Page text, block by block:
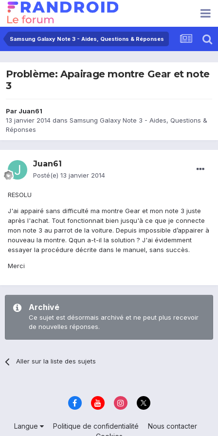
Samsung Galaxy Note 3 - Aides, Questions & Réponses
Problème: Apairage montre Gear et note
3
Par Juan61
13 janvier 2014 dans Samsung Galaxy Note 3 - Aides, Questions &
Réponses
Juan61
Posté(e) 13 janvier 2014
RESOLU
J'ai appairé sans difficulté ma montre Gear et mon note 3 juste
après l'achat. Tout fonctionnait bien jusqu'à ce que je connecte
mon note 3 au parrot de la voiture. Depuis impossible d’appairer à
nouveau la montre. Qqun a-t-il la solution ? J'ai évidemment
essayer la procédure décrite dans le manuel, sans succès.
Merci
Archivé
Ce sujet est désormais archivé et ne peut plus recevoir
de nouvelles réponses.
Aller sur la liste des sujets
Langue Politique de confidentialité
Nous contacter